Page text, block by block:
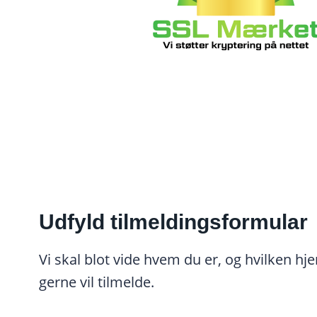
Udfyld tilmeldingsformular
Vi skal blot vide hvem du er, og hvilken
gerne vil tilmelde.